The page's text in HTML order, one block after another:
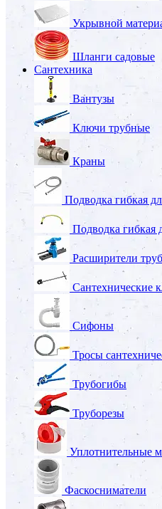
Укрывной
Шланги садовые
Сантехника
Вантузы
Ключи трубные
Краны
Подводка гибкая
Подводка гибкая
Расширители труб
Сантехнические
Сифоны
Тросы
Трубогибы
Труборезы
Уплотнительные
Фаскосниматели